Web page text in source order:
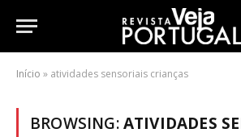
Início » atividades sensoriais crianças
BROWSING:ATIVIDADES